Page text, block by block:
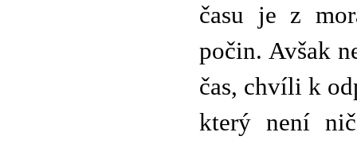
času je z
počin. Avšak
čas, chvíli k
který není